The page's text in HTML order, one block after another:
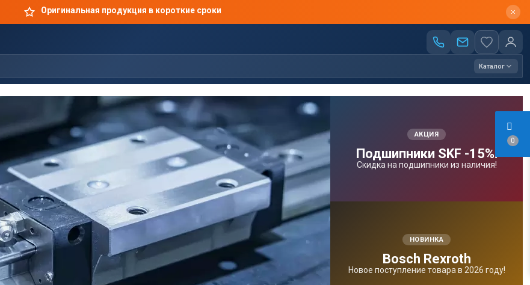
0
Оригинальная продукция в короткие сроки
Каталог
АКЦИЯ
Подшипники SKF -15%!
Скидка на подшипники из наличия!
НОВИНКА
Bosсh Rexroth
Новое поступление товара в 2026 году!